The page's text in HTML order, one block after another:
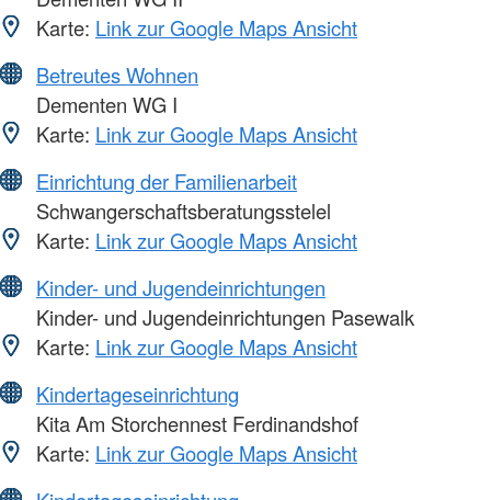
Karte: Link zur Google Maps Ansicht
Betreutes Wohnen
Dementen WG I
Karte: Link zur Google Maps Ansicht
Einrichtung der Familienarbeit
Schwangerschaftsberatungsstelel
Karte: Link zur Google Maps Ansicht
Kinder- und Jugendeinrichtungen
Kinder- und Jugendeinrichtungen Pasewalk
Karte: Link zur Google Maps Ansicht
Kindertageseinrichtung
Kita Am Storchennest Ferdinandshof
Karte: Link zur Google Maps Ansicht